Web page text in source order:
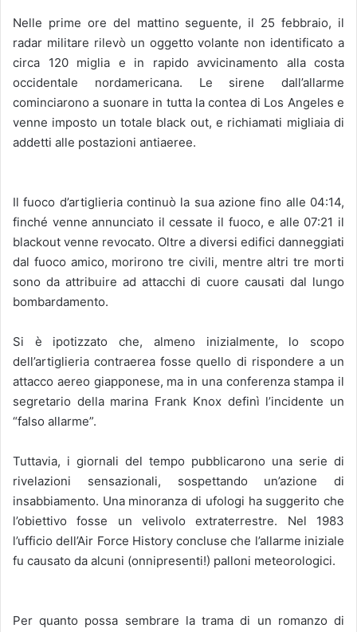
Nelle prime ore del mattino seguente, il 25 febbraio, il
radar militare rilevò un oggetto volante non identificato a
circa 120 miglia e in rapido avvicinamento alla costa
occidentale nordamericana. Le sirene dall’allarme
cominciarono a suonare in tutta la contea di Los Angeles e
venne imposto un totale black out, e richiamati migliaia di
addetti alle postazioni antiaeree.
Il fuoco d’artiglieria continuò la sua azione fino alle 04:14,
finché venne annunciato il cessate il fuoco, e alle 07:21 il
blackout venne revocato. Oltre a diversi edifici danneggiati
dal fuoco amico, morirono tre civili, mentre altri tre morti
sono da attribuire ad attacchi di cuore causati dal lungo
bombardamento.
Si è ipotizzato che, almeno inizialmente, lo scopo
dell’artiglieria contraerea fosse quello di rispondere a un
attacco aereo giapponese, ma in una conferenza stampa il
segretario della marina Frank Knox definì l’incidente un
“falso allarme”.
Tuttavia, i giornali del tempo pubblicarono una serie di
rivelazioni sensazionali, sospettando un’azione di
insabbiamento. Una minoranza di ufologi ha suggerito che
l’obiettivo fosse un velivolo extraterrestre. Nel 1983
l’ufficio dell’Air Force History concluse che l’allarme iniziale
fu causato da alcuni (onnipresenti!) palloni meteorologici.
Per quanto possa sembrare la trama di un romanzo di